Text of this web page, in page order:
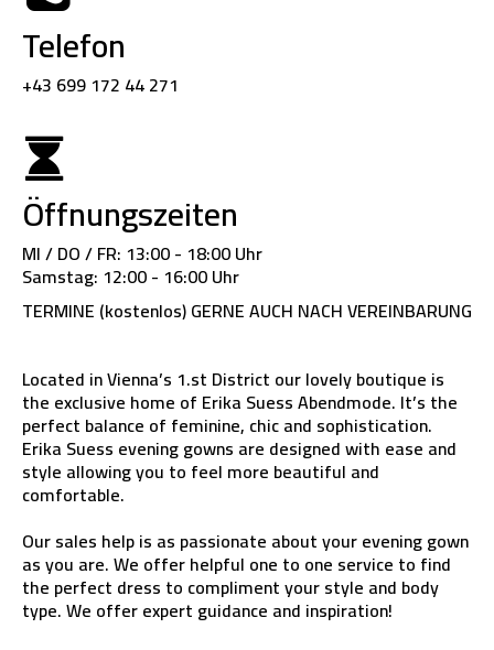
Telefon
+43 699 172 44 271
Öffnungszeiten
MI / DO / FR: 13:00 - 18:00 Uhr
Samstag: 12:00 - 16:00 Uhr
TERMINE (kostenlos) GERNE AUCH NACH VEREINBARUNG
Located in Vienna’s 1.st District our lovely boutique is
the exclusive home of Erika Suess Abendmode. It’s the
perfect balance of feminine, chic and sophistication.
Erika Suess evening gowns are designed with ease and
style allowing you to feel more beautiful and
comfortable.
Our sales help is as passionate about your evening gown
as you are. We offer helpful one to one service to find
the perfect dress to compliment your style and body
type. We offer expert guidance and inspiration!